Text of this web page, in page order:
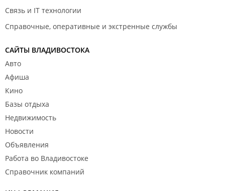
Связь и IT технологии
Справочные, оперативные и экстренные службы
САЙТЫ ВЛАДИВОСТОКА
Авто
Афиша
Кино
Базы отдыха
Недвижимость
Новости
Объявления
Работа во Владивостоке
Справочник компаний